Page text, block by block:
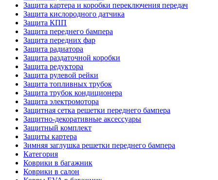
Защита картера и коробки переключения передач
Защита кислородного датчика
Защита КПП
Защита переднего бампера
Защита передних фар
Защита радиатора
Защита раздаточной коробки
Защита редуктора
Защита рулевой рейки
Защита топливных трубок
Защита трубок кондиционера
Защита электромотора
Защитная сетка решетки переднего бампера
Защитно-декоративные аксессуары
Защитный комплект
Защиты картера
Зимняя заглушка решетки переднего бампера
Категория
Коврики в багажник
Коврики в салон